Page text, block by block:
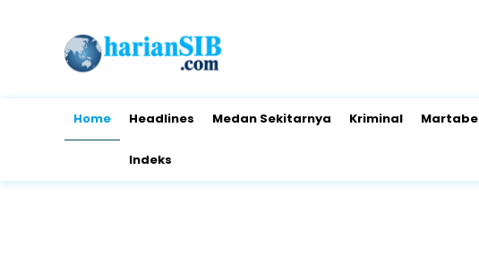
Home Headlines Medan Sekitarnya Kriminal Martabe
Indeks